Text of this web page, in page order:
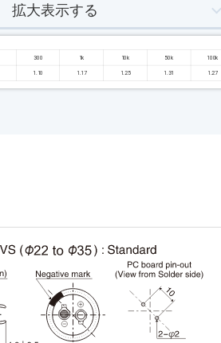
拡大表示する
300 1k 10k 50k 100k
1.10 1.17 1.25 1.31 1.27